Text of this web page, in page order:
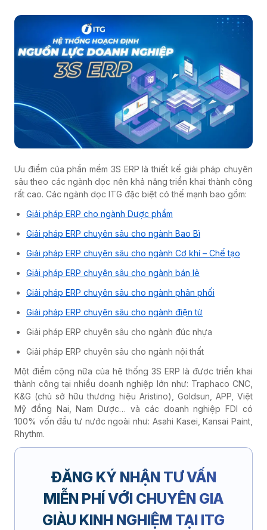
Ưu điểm của phần mềm 3S ERP là thiết kế giải pháp chuyên
sâu theo các ngành dọc nên khả năng triển khai thành công
rất cao. Các ngành dọc ITG đặc biệt có thế mạnh bao gồm:
Giải pháp ERP cho ngành Dược phẩm
Giải pháp ERP chuyên sâu cho ngành Bao Bì
Giải pháp ERP chuyên sâu cho ngành Cơ khí – Chế tạo
Giải pháp ERP chuyên sâu cho ngành bán lẻ
Giải pháp ERP chuyên sâu cho ngành phân phối
Giải pháp ERP chuyên sâu cho ngành điện tử
Giải pháp ERP chuyên sâu cho ngành đúc nhựa
Giải pháp ERP chuyên sâu cho ngành nội thất
Một điểm cộng nữa của hệ thống 3S ERP là được triển khai
thành công tại nhiều doanh nghiệp lớn như: Traphaco CNC,
K&G (chủ sở hữu thương hiệu Aristino), Goldsun, APP, Việt
Mỹ đồng Nai, Nam Dược… và các doanh nghiệp FDI có
100% vốn đầu tư nước ngoài như: Asahi Kasei, Kansai Paint,
Rhythm.
ĐĂNG KÝ NHẬN TƯ VẤN
MIỄN PHÍVỚI CHUYÊN GIA
GIÀU KINH NGHIỆM TẠI ITG